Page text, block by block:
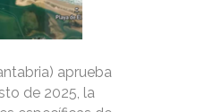
aprueba
de 2025, la